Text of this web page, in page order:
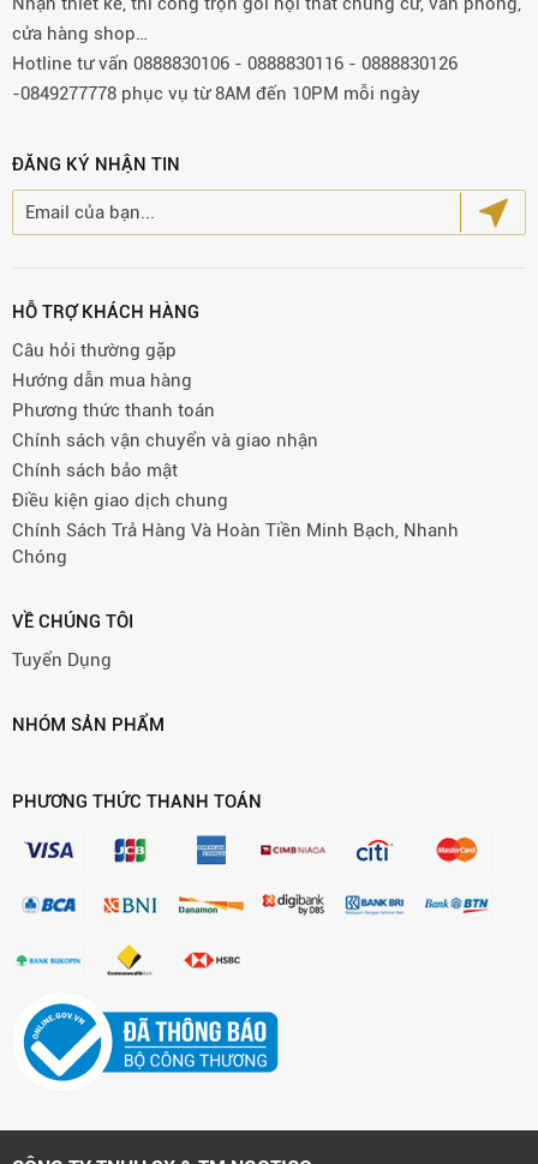
cửa hàng shop…
Hotline tư vấn 0888830106 - 0888830116 - 0888830126
-0849277778 phục vụ từ 8AM đến 10PM mỗi ngày
ĐĂNG KÝ NHẬN TIN
HỖ TRỢ KHÁCH HÀNG
Câu hỏi thường gặp
Hướng dẫn mua hàng
Phương thức thanh toán
Chính sách vận chuyển và giao nhận
Chính sách bảo mật
Điều kiện giao dịch chung
Chính Sách Trả Hàng Và Hoàn Tiền Minh Bạch, Nhanh
Chóng
VỀ CHÚNG TÔI
Tuyển Dụng
NHÓM SẢN PHẨM
PHƯƠNG THỨC THANH TOÁN